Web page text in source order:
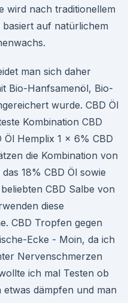
wird nach traditionellem
basiert auf natürlichem
man sich daher
Bio-Hanfsamenöl, Bio-
wurde. CBD Öl
Kombination CBD
Öl Hemplix 1 x 6% CBD
die Kombination von
18% CBD Öl sowie
CBD Salbe von
diese
CBD Tropfen gegen
Ecke - Moin, da ich
Nervenschmerzen
ich mal Testen ob
dämpfen und man